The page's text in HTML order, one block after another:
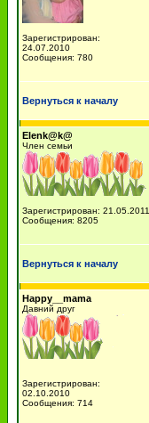
Зарегистрирован:
24.07.2010
Сообщения: 780
Вернуться к началу
Elenk@k@
Член семьи
Зарегистрирован: 21.05.2011
Сообщения: 8205
Вернуться к началу
Happy__mama
Давний друг
Зарегистрирован:
02.10.2010
Сообщения: 714